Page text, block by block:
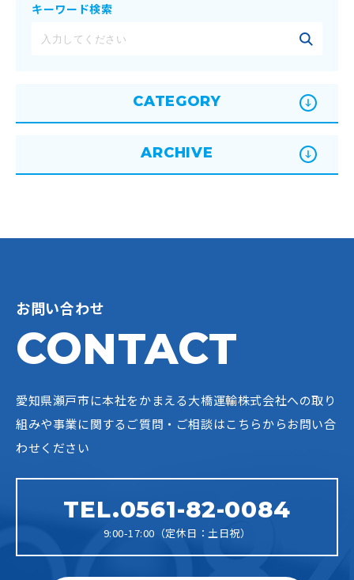
キーワード検索
CATEGORY
ARCHIVE
お問い合わせ
CONTACT
愛知県瀬戸市に本社をかまえる大橋運輸株式会社への取り
組みや事業に関するご質問・ご相談はこちらからお問い合
わせください
TEL.0561-82-0084
9:00-17:00（定休日：土日祝）